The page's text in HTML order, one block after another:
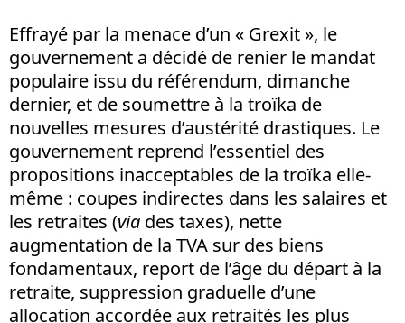
Effrayé par la menace d’un « Grexit », le
gouvernement a décidé de renier le mandat
populaire issu du référendum, dimanche
dernier, et de soumettre à la troïka de
nouvelles mesures d’austérité drastiques. Le
gouvernement reprend l’essentiel des
propositions inacceptables de la troïka elle-
même : coupes indirectes dans les salaires et
les retraites (via des taxes), nette
augmentation de la TVA sur des biens
fondamentaux, report de l’âge du départ à la
retraite, suppression graduelle d’une
allocation accordée aux retraités les plus